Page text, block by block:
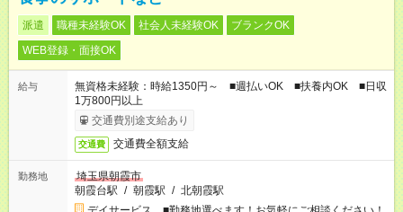
派遣 職種未経験OK 社会人未経験OK
ブランクOK
WEB登録・面接OK
給与
無資格未経験：時給1350円～ ■週払いOK ■扶養内OK ■日収
1万800円以上
交通費別途支給あり
交通費 交通費全額支給
勤務地
埼玉県朝霞市
朝霞台駅 / 朝霞駅 / 北朝霞駅